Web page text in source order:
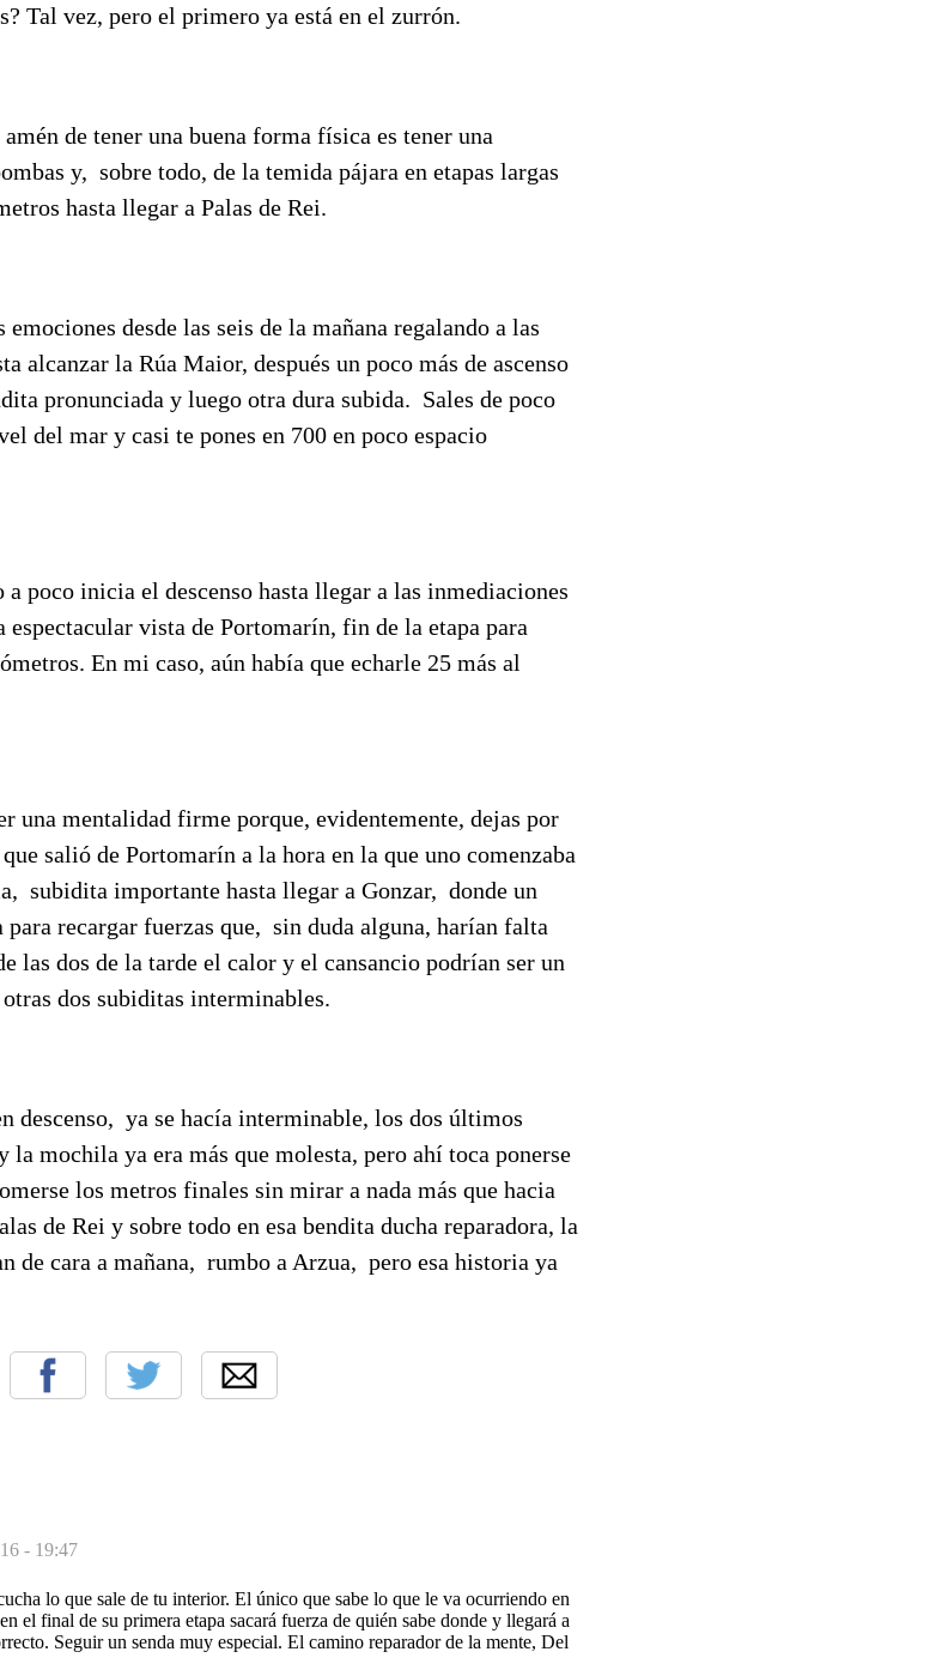
Tal vez, pero el primero ya está en el zurrón.
de tener una buena forma física es tener una
y, sobre todo, de la temida pájara en etapas largas
hasta llegar a Palas de Rei.
desde las seis de la mañana regalando a las
alcanzar la Rúa Maior, después un poco más de ascenso
pronunciada y luego otra dura subida. Sales de poco
del mar y casi te pones en 700 en poco espacio
poco inicia el descenso hasta llegar a las inmediaciones
vista de Portomarín, fin de la etapa para
En mi caso, aún había que echarle 25 más al
una mentalidad firme porque, evidentemente, dejas por
salió de Portomarín a la hora en la que uno comenzaba
subidita importante hasta llegar a Gonzar, donde un
para recargar fuerzas que, sin duda alguna, harían falta
las dos de la tarde el calor y el cansancio podrían ser un
dos subiditas interminables.
descenso, ya se hacía interminable, los dos últimos
mochila ya era más que molesta, pero ahí toca ponerse
los metros finales sin mirar a nada más que hacia
de Rei y sobre todo en esa bendita ducha reparadora, la
de cara a mañana, rumbo a Arzua, pero esa historia ya
- 19:47
lo que sale de tu interior. El único que sabe lo que le va ocurriendo en
el final de su primera etapa sacará fuerza de quién sabe donde y llegará a
Seguir un senda muy especial. El camino reparador de la mente, Del